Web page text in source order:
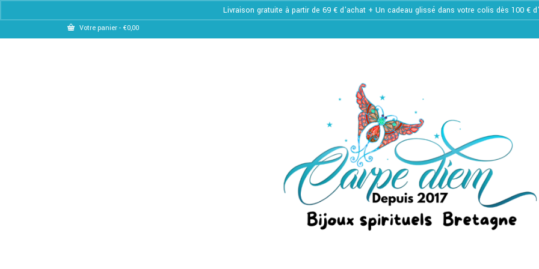
Livraison gratuite à partir de 69 € d'achat + Un cadeau glissé dans votre colis dès 100 €
Votre panier - €0,00